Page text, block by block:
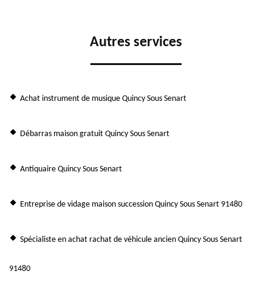
Autres services
Achat instrument de musique Quincy Sous Senart
Débarras maison gratuit Quincy Sous Senart
Antiquaire Quincy Sous Senart
Entreprise de vidage maison succession Quincy Sous Senart 91480
Spécialiste en achat rachat de véhicule ancien Quincy Sous Senart
91480